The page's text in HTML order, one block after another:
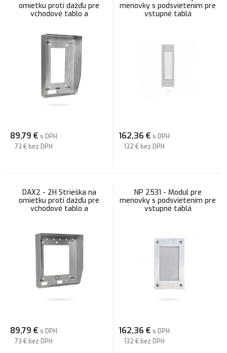
omietku proti dažďu pre
vchodové tablo a
89,79 € s DPH
73 € bez DPH
menovky s podsvietením pre
vstupné tablá
162,36 € s DPH
132 € bez DPH
DAX2 - 2H Strieška na
omietku proti dažďu pre
vchodové tablo a
89,79 € s DPH
73 € bez DPH
NP 2531 - Modul pre
menovky s podsvietením pre
vstupné tablá
162,36 € s DPH
132 € bez DPH